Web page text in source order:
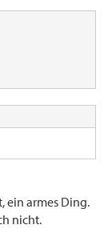
ein armes Ding.
nicht.